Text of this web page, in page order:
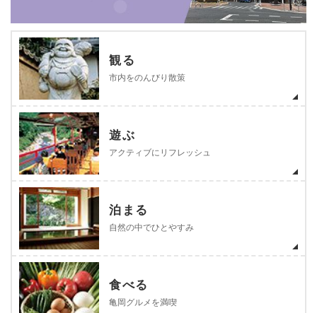
観る
市内をのんびり散策
遊ぶ
アクティブにリフレッシュ
泊まる
自然の中でひとやすみ
食べる
亀岡グルメを満喫